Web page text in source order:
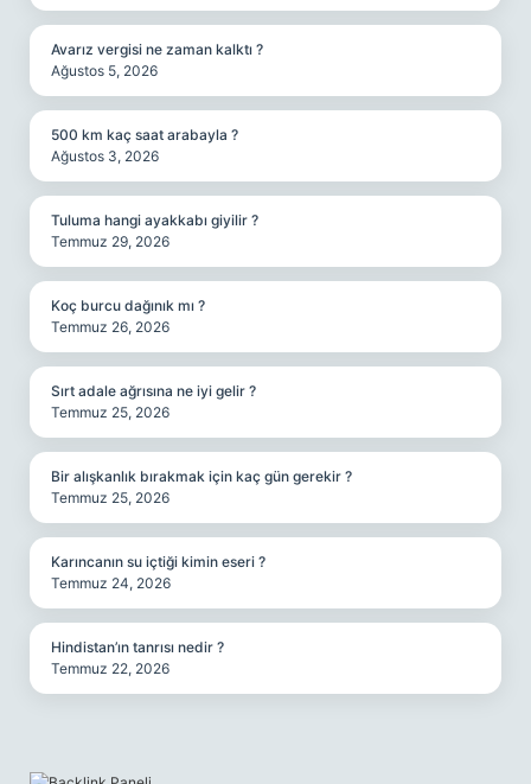
Avarız vergisi ne zaman kalktı ?
Ağustos 5, 2026
500 km kaç saat arabayla ?
Ağustos 3, 2026
Tuluma hangi ayakkabı giyilir ?
Temmuz 29, 2026
Koç burcu dağınık mı ?
Temmuz 26, 2026
Sırt adale ağrısına ne iyi gelir ?
Temmuz 25, 2026
Bir alışkanlık bırakmak için kaç gün gerekir ?
Temmuz 25, 2026
Karıncanın su içtiği kimin eseri ?
Temmuz 24, 2026
Hindistan’ın tanrısı nedir ?
Temmuz 22, 2026